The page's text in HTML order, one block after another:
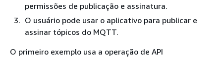
permissões de publicação e assinatura.
O usuário pode usar o aplicativo para publicar e
assinar tópicos do MQTT.
O primeiro exemplo usa a operação de API